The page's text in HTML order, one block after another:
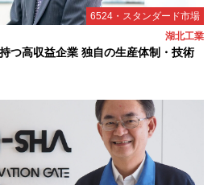
6524・スタンダード市場
湖北工業
つ高収益企業 独自の生産体制・技術